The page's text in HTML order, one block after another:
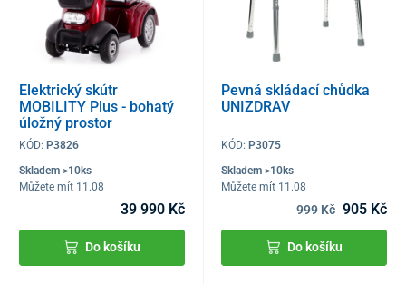
Elektrický skútr
MOBILITY Plus - bohatý
úložný prostor
KÓD: P3826
Skladem >10ks
Můžete mít 11.08
39 990 Kč
Do košíku
Pevná skládací chůdka
UNIZDRAV
KÓD:P3075
Skladem >10ks
Můžete mít 11.08
999 Kč 905 Kč
Do košíku